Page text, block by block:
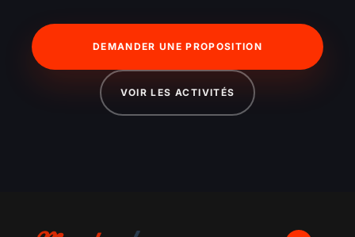
DEMANDER UNE PROPOSITION
VOIR LES ACTIVITÉS